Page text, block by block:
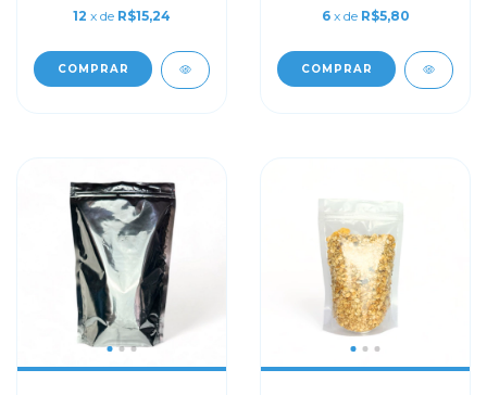
12 x de R$15,24
COMPRAR
6 x de R$5,80
COMPRAR